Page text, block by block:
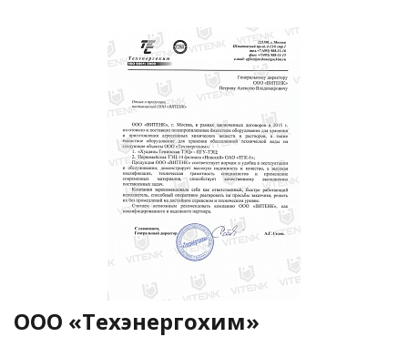
OOO «Техэнергохим»